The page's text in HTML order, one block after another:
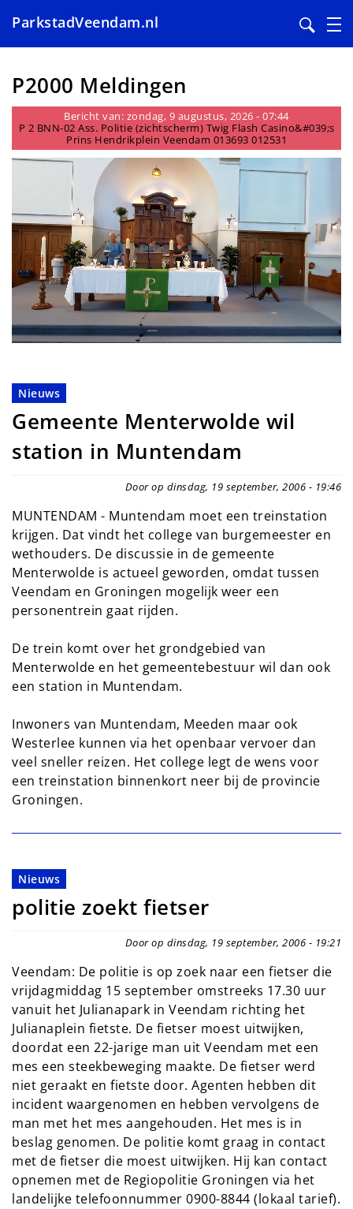
en
naar
inhoud
gaan
ParkstadVeendam.nl
P2000 Meldingen
Bericht van: zondag, 9 augustus, 2026 - 07:44
P 2 BNN-02 Ass. Politie (zichtscherm) Twig Flash Casino&#039;s
Prins Hendrikplein Veendam 013693 012531
Nieuws
Gemeente Menterwolde wil
station in Muntendam
Door op dinsdag, 19 september, 2006 - 19:46
MUNTENDAM - Muntendam moet een treinstation
krijgen. Dat vindt het college van burgemeester en
wethouders. De discussie in de gemeente
Menterwolde is actueel geworden, omdat tussen
Veendam en Groningen mogelijk weer een
personentrein gaat rijden.
De trein komt over het grondgebied van
Menterwolde en het gemeentebestuur wil dan ook
een station in Muntendam.
Inwoners van Muntendam, Meeden maar ook
Westerlee kunnen via het openbaar vervoer dan
veel sneller reizen. Het college legt de wens voor
een treinstation binnenkort neer bij de provincie
Groningen.
Nieuws
politie zoekt fietser
Door op dinsdag, 19 september, 2006 - 19:21
Veendam: De politie is op zoek naar een fietser die
vrijdagmiddag 15 september omstreeks 17.30 uur
vanuit het Julianapark in Veendam richting het
Julianaplein fietste. De fietser moest uitwijken,
doordat een 22-jarige man uit Veendam met een
mes een steekbeweging maakte. De fietser werd
niet geraakt en fietste door. Agenten hebben dit
incident waargenomen en hebben vervolgens de
man met het mes aangehouden. Het mes is in
beslag genomen. De politie komt graag in contact
met de fietser die moest uitwijken. Hij kan contact
opnemen met de Regiopolitie Groningen via het
landelijke telefoonnummer 0900-8844 (lokaal tarief).